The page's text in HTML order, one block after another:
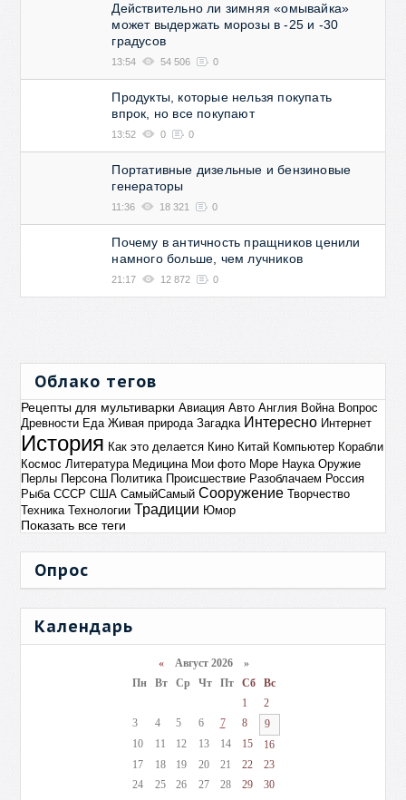
Действительно ли зимняя «омывайка»
может выдержать морозы в -25 и -30
градусов
13:54 54 506 0
Продукты, которые нельзя покупать
впрок, но все покупают
13:52 0 0
Портативные дизельные и бензиновые
генераторы
11:36 18 321 0
Почему в античность пращников ценили
намного больше, чем лучников
21:17 12 872 0
Облако тегов
Рецепты для мультиварки Авиация Авто Англия Война Вопрос
Древности Еда Живая природа Загадка Интересно Интернет
История Как это делается Кино Китай Компьютер Корабли
Космос Литература Медицина Мои фото Море Наука Оружие
Перлы Персона Политика Происшествие Разоблачаем Россия
Рыба СССР США СамыйСамый Сооружение Творчество
Техника Технологии Традиции Юмор
Показать все теги
Опрос
Календарь
«Август 2026 »
Пн
Вт Ср Чт Пт Сб
Вс
1
2
3
4 5 6 7 8
9
10
11 12 13 14 15
16
17
18 19 20 21 22
23
24
25 26 27 28 29
30